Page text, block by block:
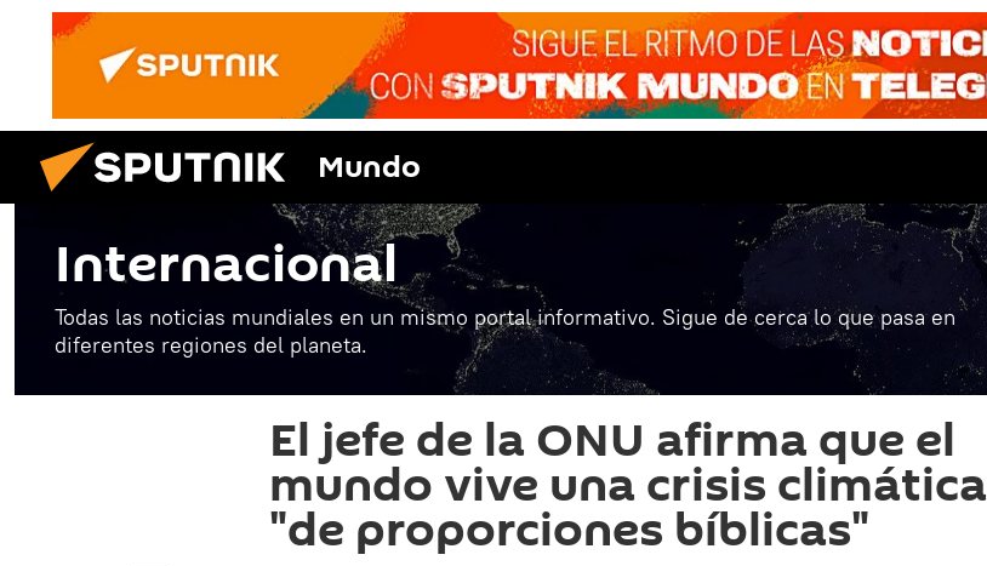
Mundo
Internacional
Todas las noticias mundiales en un mismo portal informativo. Sigue de cerca lo que pasa en
diferentes regiones del planeta.
El jefe de la ONU afirma que el
mundo vive una crisis climática
"de proporciones bíblicas"